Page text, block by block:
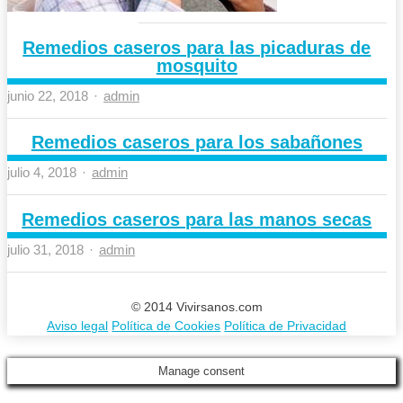
Remedios caseros para las picaduras de
mosquito
junio 22, 2018 Author
admin
Remedios caseros para los sabañones
julio 4, 2018 Author
admin
Remedios caseros para las manos secas
julio 31, 2018 Author
admin
© 2014 Vivirsanos.com
Aviso legal Política de Cookies Política de Privacidad
scroll
to
Manage consent